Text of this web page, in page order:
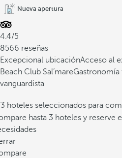
Nueva apertura
4.4/5
8566 reseñas
Excepcional ubicaciónAcceso al
Beach Club Sal’mare
vanguardista
hoteles seleccionados para
hasta 3 hoteles y reserve
s
ó
n
m
a
r
i
n